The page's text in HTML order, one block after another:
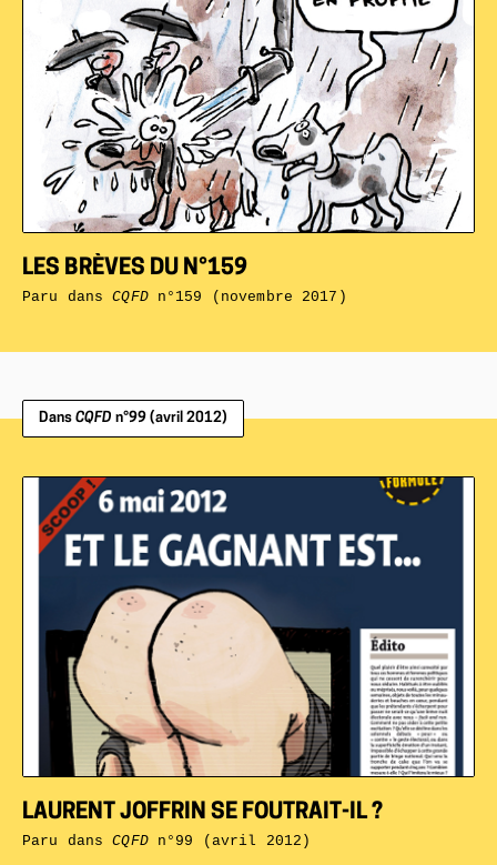
LES BRÈVES DU N°159
Paru dansCQFDn°159 (novembre 2017)
Dans CQFD n°99 (avril 2012)
LAURENT JOFFRIN SE FOUTRAIT-IL ?
Paru dansCQFDn°99 (avril 2012)